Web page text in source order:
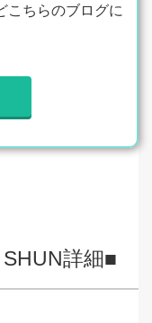
こちらのブログに
詳細■